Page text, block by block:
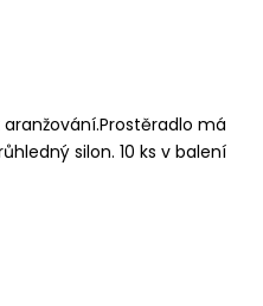
má
silon. 10 ks v balení